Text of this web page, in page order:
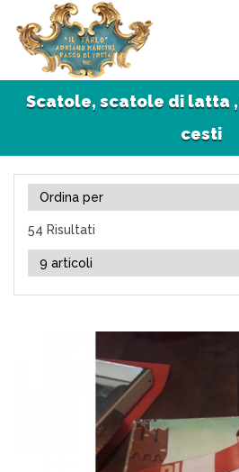
Scatole, scatole di latta
cesti
54 Risultati